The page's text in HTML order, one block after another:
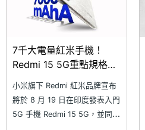
7千大電量紅米手機！
Redmi 15 5G重點規格公
小米旗下 Redmi 紅米品牌宣布
將於 8 月 19 日在印度發表入門
5G 手機 Redmi 15 5G，並同步